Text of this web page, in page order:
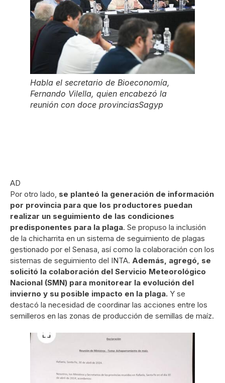
Habla el secretario de Bioeconomía,
Fernando Vilella, quien encabezó la
reunión con doce provinciasSagyp
AD
Por otro lado, se planteó la generación de información
por provincia para que los productores puedan
realizar un seguimiento de las condiciones
predisponentes para la plaga. Se propuso la inclusión
de la chicharrita en un sistema de seguimiento de plagas
gestionado por el Senasa, así como la colaboración con los
sistemas de seguimiento del INTA. Además, agregó, se
solicitó la colaboración del Servicio Meteorológico
Nacional (SMN) para monitorear la evolución del
invierno y su posible impacto en la plaga. Y se
destacó la necesidad de coordinar las acciones entre los
semilleros en las zonas de producción de semillas de maíz.